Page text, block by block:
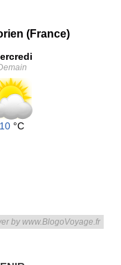
(France)
10 °C
by www.BlogoVoyage.fr